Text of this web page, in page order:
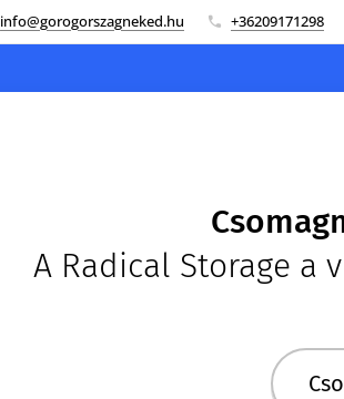
info@gorogorszagneked.hu +36209171298
A Radical Storage a